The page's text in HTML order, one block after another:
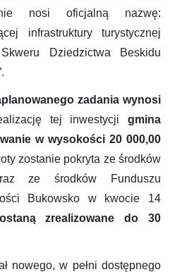
nosi oficjalną nazwę:
infrastruktury turystycznej
Dziedzictwa Beskidu
zadania wynosi
tej inwestycjigmina
w wysokości 20 000,00
zostanie pokryta ze środków
ze środków Funduszu
Bukowsko w kwocie 14
zrealizowane do 30
nowego, w pełni dostępnego